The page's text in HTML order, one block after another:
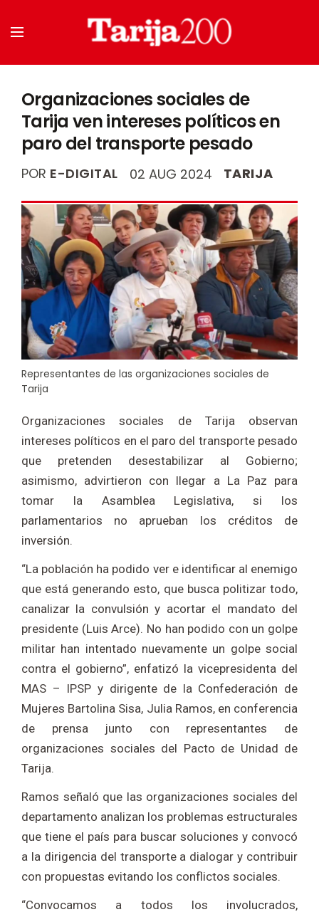
Organizaciones sociales de
Tarija ven intereses políticos en
paro del transporte pesado
POR E-DIGITAL 02 AUG 2024 TARIJA
Representantes de las organizaciones sociales de
Tarija
Organizaciones sociales de Tarija observan
intereses políticos en el paro del transporte pesado
que pretenden desestabilizar al Gobierno;
asimismo, advirtieron con llegar a La Paz para
tomar la Asamblea Legislativa, si los
parlamentarios no aprueban los créditos de
inversión.
“La población ha podido ver e identificar al enemigo
que está generando esto, que busca politizar todo,
canalizar la convulsión y acortar el mandato del
presidente (Luis Arce). No han podido con un golpe
militar han intentado nuevamente un golpe social
contra el gobierno”, enfatizó la vicepresidenta del
MAS – IPSP y dirigente de la Confederación de
Mujeres Bartolina Sisa, Julia Ramos, en conferencia
de prensa junto con representantes de
organizaciones sociales del Pacto de Unidad de
Tarija.
Ramos señaló que las organizaciones sociales del
departamento analizan los problemas estructurales
que tiene el país para buscar soluciones y convocó
a la dirigencia del transporte a dialogar y contribuir
con propuestas evitando los conflictos sociales.
“Convocamos a todos los involucrados,